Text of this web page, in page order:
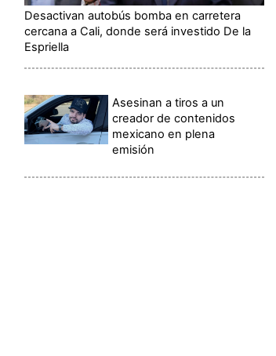
Desactivan autobús bomba en carretera
cercana a Cali, donde será investido De la
Espriella
Asesinan a tiros a un
creador de contenidos
mexicano en plena
emisión